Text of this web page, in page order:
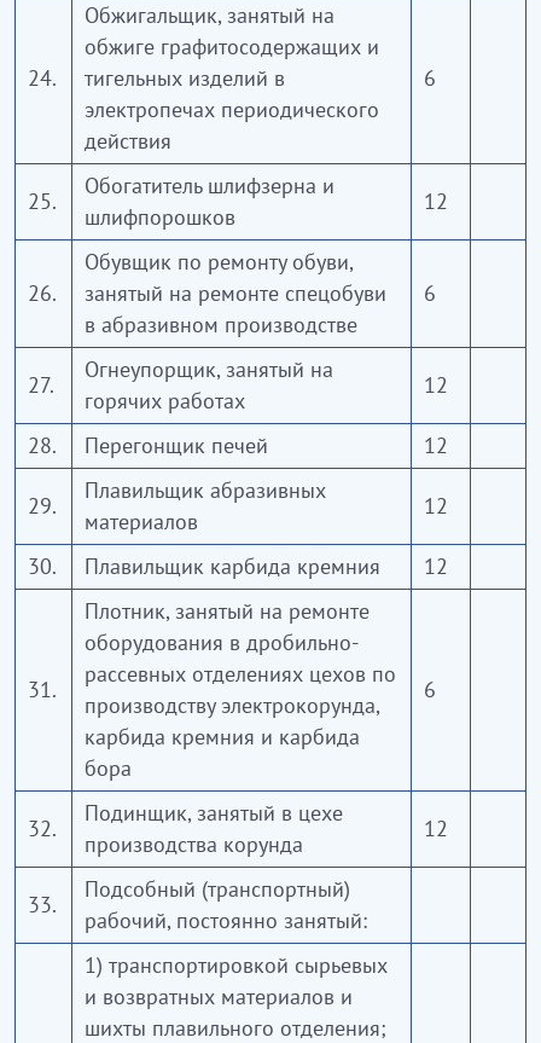
24.
Обжигальщик, занятый на
обжиге графитосодержащих и
тигельных изделий в
электропечах периодического
действия
6
25.
Обогатитель шлифзерна и
шлифпорошков
12
26.
Обувщик по ремонту обуви,
занятый на ремонте спецобуви
в абразивном производстве
6
27.
Огнеупорщик, занятый на
горячих работах
12
28. Перегонщик печей 12
29.
Плавильщик абразивных
материалов
12
30. Плавильщик карбида кремния 12
31.
Плотник, занятый на ремонте
оборудования в дробильно-
рассевных отделениях цехов по
производству электрокорунда,
карбида кремния и карбида
бора
6
32.
Подинщик, занятый в цехе
производства корунда
12
33.
Подсобный (транспортный)
рабочий, постоянно занятый:
1) транспортировкой сырьевых
и возвратных материалов и
шихты плавильного отделения;